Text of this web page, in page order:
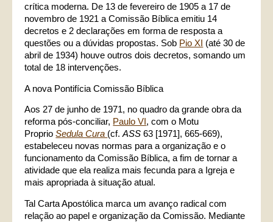
crítica moderna. De 13 de fevereiro de 1905 a 17 de
novembro de 1921 a Comissão Bíblica emitiu 14
decretos e 2 declarações em forma de resposta a
questões ou a dúvidas propostas. Sob Pio XI (até 30 de
abril de 1934) houve outros dois decretos, somando um
total de 18 intervenções.
A nova Pontifícia Comissão Bíblica
Aos 27 de junho de 1971, no quadro da grande obra da
reforma pós-conciliar, Paulo VI , com o Motu
ProprioSedula Cura (cf.ASS63 [1971], 665-669),
estabeleceu novas normas para a organização e o
funcionamento da Comissão Bíblica, a fim de tornar a
atividade que ela realiza mais fecunda para a Igreja e
mais apropriada à situação atual.
Tal Carta Apostólica marca um avanço radical com
relação ao papel e organização da Comissão. Mediante